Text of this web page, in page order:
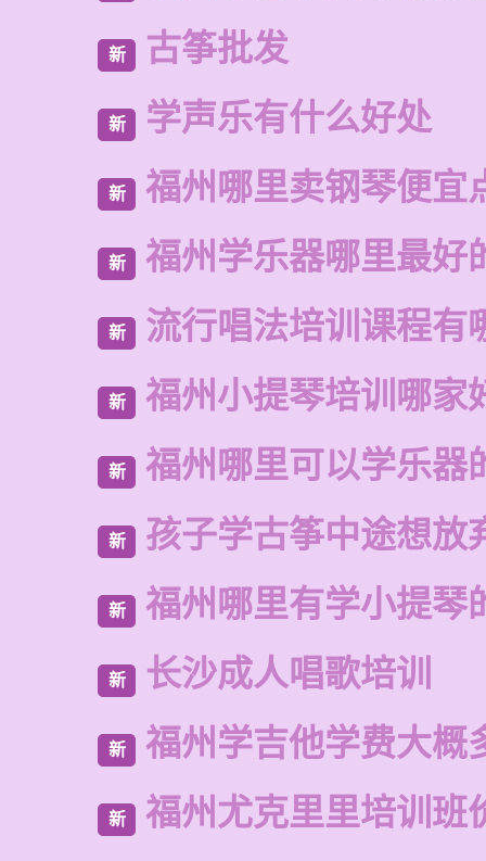
新 古筝批发
新 学声乐有什么好处
新 福州哪里卖钢琴便宜
新 福州学乐器哪里最好
新 流行唱法培训课程有
新 福州小提琴培训哪家
新 福州哪里可以学乐器
新 孩子学古筝中途想放
新 福州哪里有学小提琴
新 长沙成人唱歌培训
新 福州学吉他学费大概
新 福州尤克里里培训班